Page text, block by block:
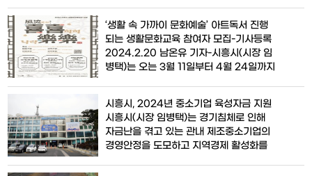
접수는 2월
보고를 완료했다고 밝혔다.지역보건의료계
획은 지역의 보건의료서비스 질을 향상시
키고 시민의 건강을 증진하고자 지역보건
법에 의거해 4년마다 지역보건의료계획을
수립하고 연차별 시행
‘생활 속 가까이 문화예술’ 아트독서 진행
되는 생활문화교육 참여자 모집-기사등록
2024.2.20 남온유 기자-시흥시(시장 임
병택)는 오는 3월 11일부터 4월 24일까지
운영한다.올해 상반기 프로그램은 참여자
를 배려해 구성하는 데 초점을 두고 ▲플러
스펜 수채화 캘리그라피(심화반) ▲전통생
활문화 한국화 수업(책가도, 기와단청) ▲
청룡의 해, 오복과
시흥시, 2024년 중소기업 육성자금 지원
시흥시(시장 임병택)는 경기침체로 인해
자금난을 겪고 있는 관내 제조중소기업의
경영안정을 도모하고 지역경제 활성화를